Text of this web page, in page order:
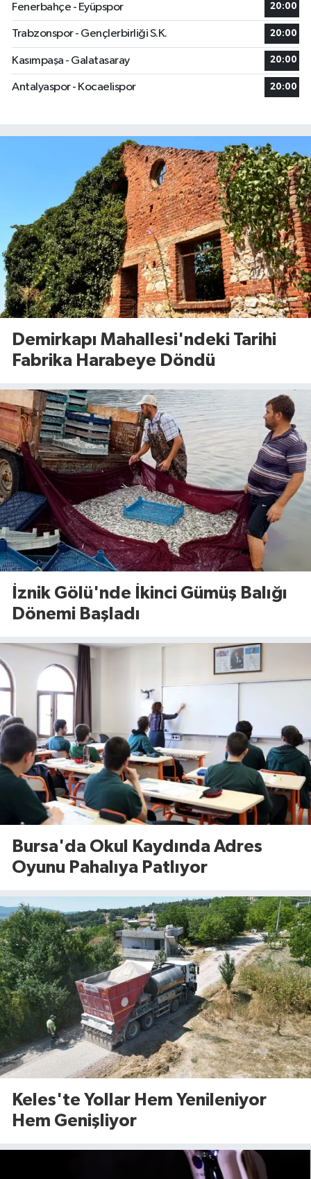
Fenerbahçe - Eyüpspor 20:00
Trabzonspor - Gençlerbirliği S.K. 20:00
Kasımpaşa - Galatasaray 20:00
Antalyaspor - Kocaelispor 20:00
Demirkapı Mahallesi'ndeki Tarihi
Fabrika Harabeye Döndü
İznik Gölü'nde İkinci Gümüş Balığı
Dönemi Başladı
Bursa'da Okul Kaydında Adres
Oyunu Pahalıya Patlıyor
Keles'te Yollar Hem Yenileniyor
Hem Genişliyor